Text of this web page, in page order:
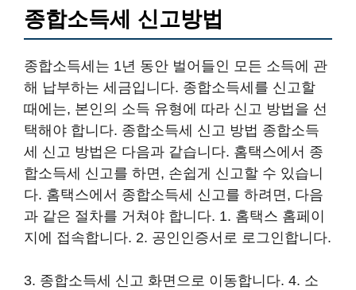
종합소득세 신고방법
종합소득세는 1년 동안 벌어들인 모든 소득에 관
해 납부하는 세금입니다. 종합소득세를 신고할
때에는, 본인의 소득 유형에 따라 신고 방법을 선
택해야 합니다. 종합소득세 신고 방법 종합소득
세 신고 방법은 다음과 같습니다. 홈택스에서 종
합소득세 신고를 하면, 손쉽게 신고할 수 있습니
다. 홈택스에서 종합소득세 신고를 하려면, 다음
과 같은 절차를 거쳐야 합니다. 1. 홈택스 홈페이
지에 접속합니다. 2. 공인인증서로 로그인합니다.
3. 종합소득세 신고 화면으로 이동합니다. 4. 소